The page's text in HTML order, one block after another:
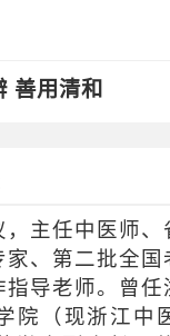
善用清和
任中医师、
家、第二批全国
指导老师。曾任
院（现浙江中